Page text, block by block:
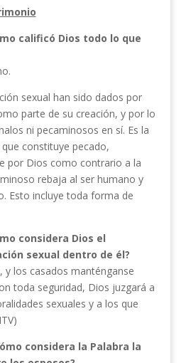
calificó Dios todo lo que
sexual han sido dados por
parte de su creación, y por lo
ni pecaminosos en sí. Es la
constituye pecado,
por Dios como contrario a la
rebaja al ser humano y
Esto incluye toda forma de
considera Dios el
sexual dentro de él?
los casados manténganse
toda seguridad, Dios juzgará a
sexuales y a los que
considera la Palabra la